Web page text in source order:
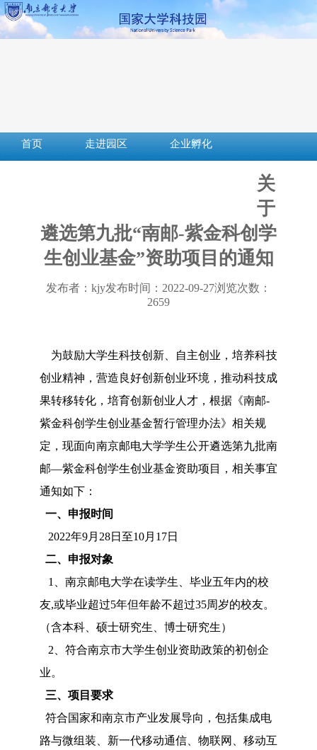
首页 走进园区
企业孵化
关
于
遴选第九批“南邮-紫金科创学
生创业基金”资助项目的通知
发布者：kjy发布时间：2022-09-27浏览次数：
2659
为鼓励大学生科技创新、自主创业，培养科技
创业精神，营造良好创新创业环境，推动科技成
果转移转化，培育创新创业人才，根据《南邮-
紫金科创学生创业基金暂行管理办法》相关规
定，现面向南京邮电大学学生公开遴选第九批南
邮—紫金科创学生创业基金资助项目，相关事宜
通知如下：
一、申报时间
2022年9月28日至10月17日
二、申报对象
1、南京邮电大学在读学生、毕业五年内的校
友,或毕业超过5年但年龄不超过35周岁的校友。
（含本科、硕士研究生、博士研究生）
2、符合南京市大学生创业资助政策的初创企
业。
三、项目要求
符合国家和南京市产业发展导向，包括集成电
路与微组装、新一代移动通信、物联网、移动互